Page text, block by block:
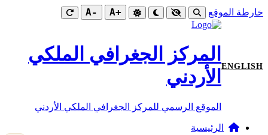
خارطة الموقع +A
-A
ENGLISH
المركز الجغرافي الملكي
الأردني
الموقع الرسمي للمركز الجغرافي الملكي الأردني
الرئيسية